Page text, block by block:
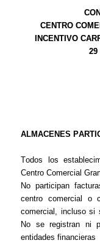
CENTRO
INCENTIVO
ALMACENES
Todos los
Centro Comercial
No participan
centro comercial o
comercial, incluso si
No se registran ni
entidades financieras